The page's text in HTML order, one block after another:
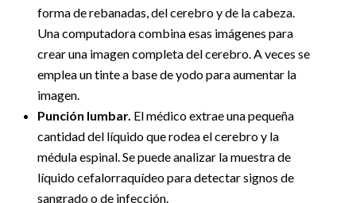
forma de rebanadas, del cerebro y de la cabeza.
Una computadora combina esas imágenes para
crear una imagen completa del cerebro. A veces se
emplea un tinte a base de yodo para aumentar la
imagen.
Punción lumbar. El médico extrae una pequeña
cantidad del líquido que rodea el cerebro y la
médula espinal. Se puede analizar la muestra de
líquido cefalorraquídeo para detectar signos de
sangrado o de infección.